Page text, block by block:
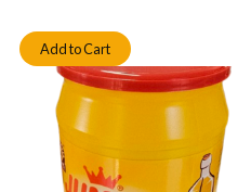
Add to Cart